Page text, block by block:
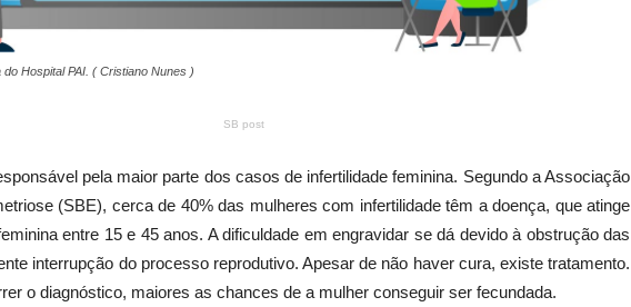
Hospital PAI. ( Cristiano Nunes )
SB post
pela maior parte dos casos de infertilidade feminina. Segundo a Associação
(SBE), cerca de 40% das mulheres com infertilidade têm a doença, que atinge
entre 15 e 45 anos. A dificuldade em engravidar se dá devido à obstrução das
interrupção do processo reprodutivo. Apesar de não haver cura, existe tratamento.
o diagnóstico, maiores as chances de a mulher conseguir ser fecundada.